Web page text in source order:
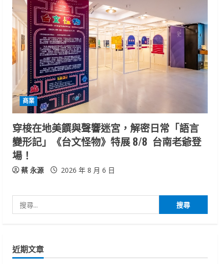
商業
穿梭在地美饌與聲響迷宮，解密日常「語言
變形記」《台文怪物》特展 8/8 台南老爺登
場！
蔡 永源 2026 年 8 月 6 日
尋
字:
近期文章